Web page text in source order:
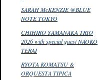
SARAH McKENZIE @BLUE
NOTE TOKYO
CHIHIRO YAMANAKA TRIO
2026 with special guest NAOKO
TERAI
RYOTA KOMATSU &
ORQUESTA TIPICA